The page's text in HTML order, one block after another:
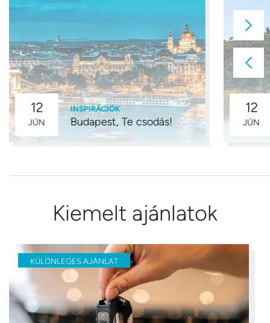
12
JÚN
INSPIRÁCIÓK
Budapest, Te csodás!
12
JÚN
Kiemelt ajánlatok
KÜLÖNLEGES AJÁNLAT